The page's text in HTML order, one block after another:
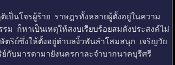
นโจรผู้ร้าย ราษฎรทั้งหลายผู้ตั้งอยู่ในความ
ม ก็หาเป็นเหตุให้สงบเรียบร้อยสมดังประสงค์ไม่
ริย์ซึ่งให้ตั้งอยู่ตำบลงิ้วพันลำโสมสนุก เจริญวัย
กับมารดามายังนครกาละจำบากนาคบุรีศรี